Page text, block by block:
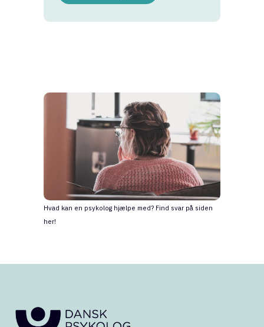
Hvad kan en psykolog hjælpe med? Find svar på siden
her!